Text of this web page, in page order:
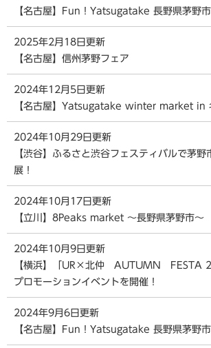
【名古屋】Fun！Yatsugatake 長野県茅野市
2025年2月18日更新
【名古屋】信州茅野フェア
2024年12月5日更新
【名古屋】Yatsugatake winter market in
2024年10月29日更新
【渋谷】ふるさと渋谷フェスティバルで茅野
展！
2024年10月17日更新
【立川】8Peaks market ～長野県茅野市～
2024年10月9日更新
【横浜】「UR×北仲 AUTUMN FESTA
プロモーションイベントを開催！
2024年9月6日更新
【名古屋】Fun！Yatsugatake 長野県茅野市